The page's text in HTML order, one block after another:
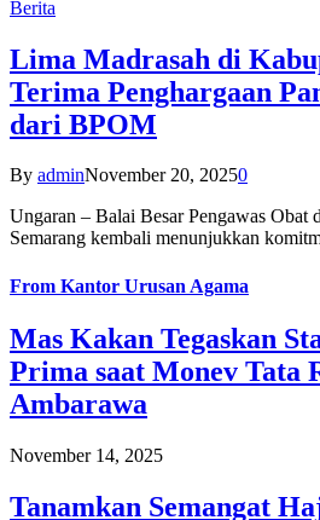
Berita
Lima Madrasah di
Terima Penghargaan
dari BPOM
By adminNovember 20, 20250
Ungaran – Balai Besar Pengawas
Semarang kembali menunjukkan
From Kantor Urusan Agama
Mas Kakan Tegaskan
Prima saat Monev Tata
Ambarawa
November 14, 2025
Tanamkan Semangat